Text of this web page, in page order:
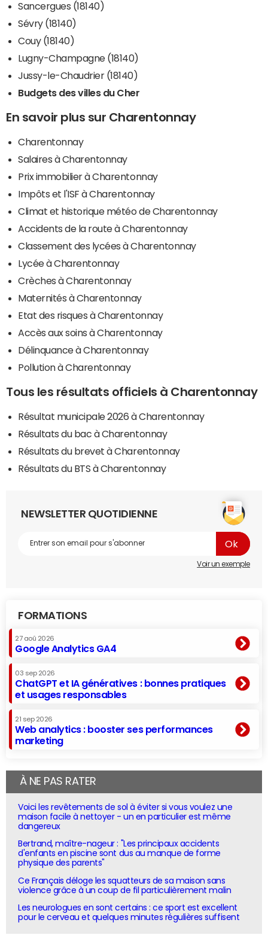
Sancergues (18140)
Sévry (18140)
Couy (18140)
Lugny-Champagne (18140)
Jussy-le-Chaudrier (18140)
Budgets des villes du Cher
En savoir plus sur Charentonnay
Charentonnay
Salaires à Charentonnay
Prix immobilier à Charentonnay
Impôts et l'ISF à Charentonnay
Climat et historique météo de Charentonnay
Accidents de la route à Charentonnay
Classement des lycées à Charentonnay
Lycée à Charentonnay
Crèches à Charentonnay
Maternités à Charentonnay
Etat des risques à Charentonnay
Accès aux soins à Charentonnay
Délinquance à Charentonnay
Pollution à Charentonnay
Tous les résultats officiels à Charentonnay
Résultat municipale 2026 à Charentonnay
Résultats du bac à Charentonnay
Résultats du brevet à Charentonnay
Résultats du BTS à Charentonnay
NEWSLETTER QUOTIDIENNE
Voir un exemple
FORMATIONS
27 aoû 2026
Google Analytics GA4
03 sep 2026
ChatGPT et IA génératives : bonnes pratiques
et usages responsables
21 sep 2026
Web analytics : booster ses performances
marketing
À NE PAS RATER
Voici les revêtements de sol à éviter si vous voulez une
maison facile à nettoyer - un en particulier est même
dangereux
Bertrand, maître-nageur : "Les principaux accidents
d'enfants en piscine sont dus au manque de forme
physique des parents"
Ce Français déloge les squatteurs de sa maison sans
violence grâce à un coup de fil particulièrement malin
Les neurologues en sont certains : ce sport est excellent
pour le cerveau et quelques minutes régulières suffisent